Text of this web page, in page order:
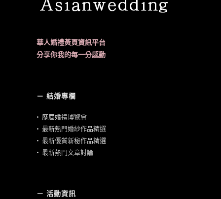
華人婚禮黃頁資訊平台
分享你我的每一分感動
－ 結婚專欄
• 歷屆婚禮博覽會
• 最新熱門婚紗作品精選
• 最新優質新秘作品精選
• 最新熱門文章討論
－ 活動資訊